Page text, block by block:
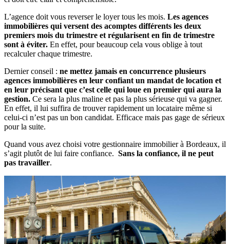
L’agence doit vous reverser le loyer tous les mois. Les agences
immobilières qui versent des acomptes différents les deux
premiers mois du trimestre et régularisent en fin de trimestre
sont à éviter. En effet, pour beaucoup cela vous oblige à tout
recalculer chaque trimestre.
Dernier conseil : ne mettez jamais en concurrence plusieurs
agences immobilières en leur confiant un mandat de location et
en leur précisant que c’est celle qui loue en premier qui aura la
gestion. Ce sera la plus maline et pas la plus sérieuse qui va gagner.
En effet, il lui suffira de trouver rapidement un locataire même si
celui-ci n’est pas un bon candidat. Efficace mais pas gage de sérieux
pour la suite.
Quand vous avez choisi votre gestionnaire immobilier à Bordeaux, il
s’agit plutôt de lui faire confiance. Sans la confiance, il ne peut
pas travailler.